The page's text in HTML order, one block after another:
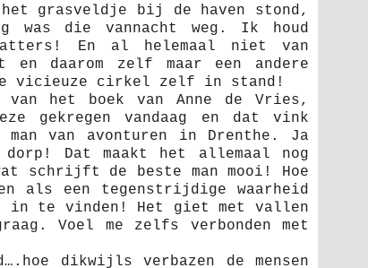
grasveldje bij de haven stond,
was die vannacht weg. Ik houd
En al helemaal niet van
daarom zelf maar een andere
vicieuze cirkel zelf in stand!
het boek van Anne de Vries,
gekregen vandaag en dat vink
van avonturen in Drenthe. Ja
Dat maakt het allemaal nog
schrijft de beste man mooi! Hoe
als een tegenstrijdige waarheid
in te vinden! Het giet met vallen
Voel me zelfs verbonden met
dikwijls verbazen de mensen